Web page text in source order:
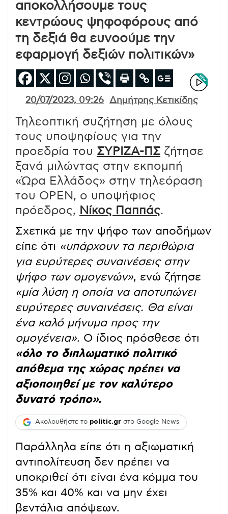
αποκολλήσουμε τους
κεντρώους ψηφοφόρους από
τη δεξιά θα ευνοούμε την
εφαρμογή δεξιών πολιτικών»
20/07/2023, 09:26 Δημήτρης Κετικίδης
Τηλεοπτική συζήτηση με όλους
τους υποψηφίους για την
προεδρία του ΣΥΡΙΖΑ-ΠΣ ζήτησε
ξανά μιλώντας στην εκπομπή
«Ώρα Ελλάδος» στην τηλεόραση
του OPEN, ο υποψήφιος
πρόεδρος, Νίκος Παππάς.
Σχετικά με την ψήφο των αποδήμων
είπε ότι «υπάρχουν τα περιθώρια
για ευρύτερες συναινέσεις στην
ψήφο των ομογενών», ενώ ζήτησε
«μία λύση η οποία να αποτυπώνει
ευρύτερες συναινέσεις. Θα είναι
ένα καλό μήνυμα προς την
ομογένεια». Ο ίδιος πρόσθεσε ότι
«όλο το διπλωματικό πολιτικό
απόθεμα της χώρας πρέπει να
αξιοποιηθεί με τον καλύτερο
δυνατό τρόπο».
Ακολουθήστε το politic.gr στο Google News
Παράλληλα είπε ότι η αξιωματική
αντιπολίτευση δεν πρέπει να
υποκριθεί ότι είναι ένα κόμμα του
35% και 40% και να μην έχει
βεντάλια απόψεων.